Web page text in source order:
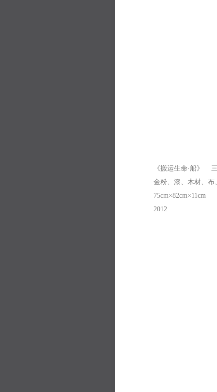
《搬运生命·船》
金粉、漆、木材、布
75cm×82cm×11cm
2012